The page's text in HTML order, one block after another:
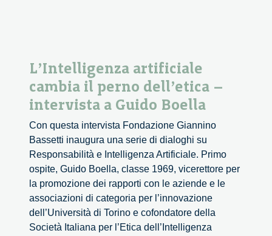
L’Intelligenza artificiale
cambia il perno dell’etica –
intervista a Guido Boella
Con questa intervista Fondazione Giannino
Bassetti inaugura una serie di dialoghi su
Responsabilità e Intelligenza Artificiale. Primo
ospite, Guido Boella, classe 1969, vicerettore per
la promozione dei rapporti con le aziende e le
associazioni di categoria per l’innovazione
dell’Università di Torino e cofondatore della
Società Italiana per l’Etica dell’Intelligenza